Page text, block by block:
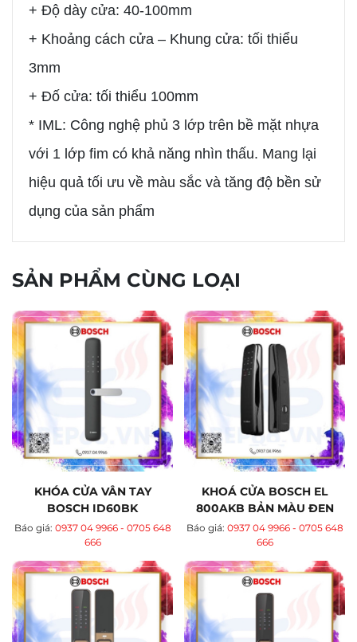
+ Độ dày cửa: 40-100mm
+ Khoảng cách cửa – Khung cửa: tối thiểu
3mm
+ Đố cửa: tối thiểu 100mm
* IML: Công nghệ phủ 3 lớp trên bề mặt nhựa
với 1 lớp fim có khả năng nhìn thấu. Mang lại
hiệu quả tối ưu về màu sắc và tăng độ bền sử
dụng của sản phẩm
SẢN PHẨM CÙNG LOẠI
KHÓA CỬA VÂN TAY
BOSCH ID60BK
Báo giá: 0937 04 9966 - 0705 648
666
KHOÁ CỬA BOSCH EL
800AKB BẢN MÀU ĐEN
Báo giá: 0937 04 9966 - 0705 648
666